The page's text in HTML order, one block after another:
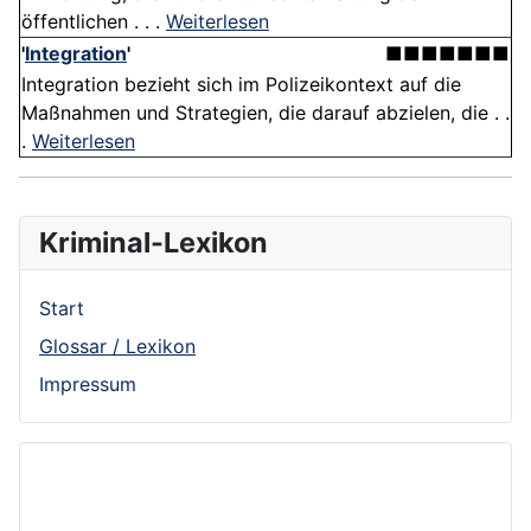
öffentlichen . . . Weiterlesen
'Integration'
■■■■■■■
Integration bezieht sich im Polizeikontext auf die
Maßnahmen und Strategien, die darauf abzielen, die . .
. Weiterlesen
Kriminal-Lexikon
Start
Glossar / Lexikon
Impressum